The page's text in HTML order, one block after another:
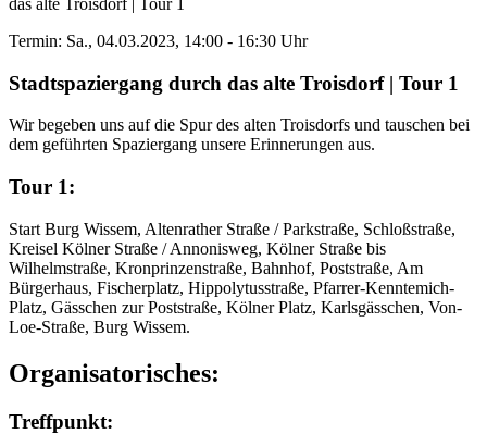
das alte Troisdorf | Tour 1
Termin: Sa., 04.03.2023, 14:00 - 16:30 Uhr
Stadtspaziergang durch das alte Troisdorf | Tour 1
Wir begeben uns auf die Spur des alten Troisdorfs und tauschen bei
dem geführten Spaziergang unsere Erinnerungen aus.
Tour 1:
Start Burg Wissem, Altenrather Straße / Parkstraße, Schloßstraße,
Kreisel Kölner Straße / Annonisweg, Kölner Straße bis
Wilhelmstraße, Kronprinzenstraße, Bahnhof, Poststraße, Am
Bürgerhaus, Fischerplatz, Hippolytusstraße, Pfarrer-Kenntemich-
Platz, Gässchen zur Poststraße, Kölner Platz, Karlsgässchen, Von-
Loe-Straße, Burg Wissem.
Organisatorisches:
Treffpunkt: